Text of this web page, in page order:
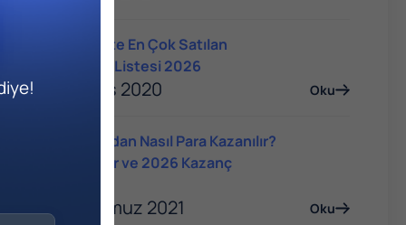
E-Ticarette En Çok Satılan
Ürünlerin Listesi 2026
14 Mayıs 2020 Oku
YouTube'dan Nasıl Para Kazanılır?
Yöntemler ve 2026 Kazanç
06 Temmuz 2021 Oku